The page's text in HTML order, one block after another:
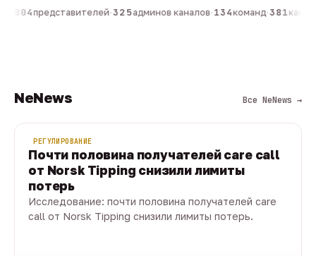
804представителей·325админов каналов·134команд·381
NeNews Все NeNews →
РЕГУЛИРОВАНИЕ
Почти половина получателей care call
от Norsk Tipping снизили лимиты
потерь
Исследование: почти половина получателей care
call от Norsk Tipping снизили лимиты потерь.